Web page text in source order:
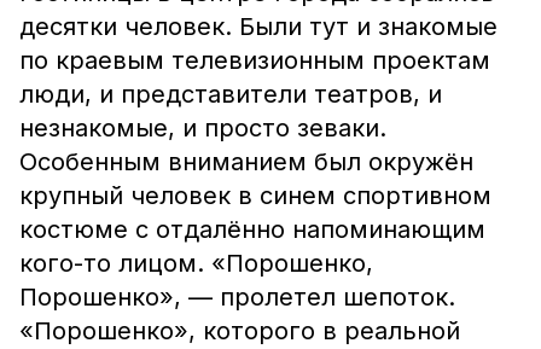
десятки человек. Были тут и знакомые
по краевым телевизионным проектам
люди, и представители театров, и
незнакомые, и просто зеваки.
Особенным вниманием был окружён
крупный человек в синем спортивном
костюме с отдалённо напоминающим
кого-то лицом. «Порошенко,
Порошенко», — пролетел шепоток.
«Порошенко», которого в реальной